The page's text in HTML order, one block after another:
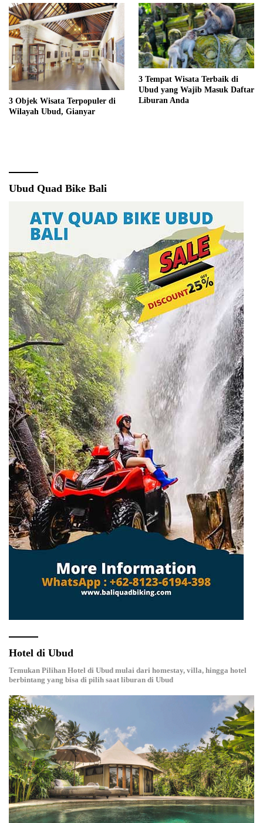
3 Objek Wisata Terpopuler di
Wilayah Ubud, Gianyar
3 Tempat Wisata Terbaik di
Ubud yang Wajib Masuk Daftar
Liburan Anda
Ubud Quad Bike Bali
Hotel di Ubud
Temukan Pilihan Hotel di Ubud mulai dari homestay, villa, hingga hotel
berbintang yang bisa di pilih saat liburan di Ubud